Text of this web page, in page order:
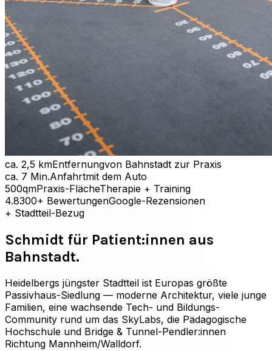
ca. 2,5 kmEntfernungvon Bahnstadt zur Praxis
ca. 7 Min.Anfahrtmit dem Auto
500qmPraxis-FlächeTherapie + Training
4.8300+ BewertungenGoogle-Rezensionen
+ Stadtteil-Bezug
Schmidt für Patient:innen aus
Bahnstadt.
Heidelbergs jüngster Stadtteil ist Europas größte
Passivhaus-Siedlung — moderne Architektur, viele junge
Familien, eine wachsende Tech- und Bildungs-
Community rund um das SkyLabs, die Pädagogische
Hochschule und Bridge & Tunnel-Pendler:innen
Richtung Mannheim/Walldorf.